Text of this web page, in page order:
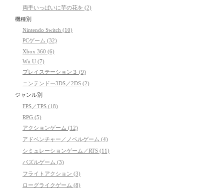
両手いっぱいに芋の花を (2)
機種別
Nintendo Switch (10)
PCゲーム (32)
Xbox 360 (6)
Wii U (7)
プレイステーション３ (9)
ニンテンドー3DS／2DS (2)
ジャンル別
FPS／TPS (18)
RPG (5)
アクションゲーム (12)
アドベンチャー／ノベルゲーム (4)
シミュレーションゲーム／RTS (11)
パズルゲーム (3)
フライトアクション (3)
ローグライクゲーム (8)